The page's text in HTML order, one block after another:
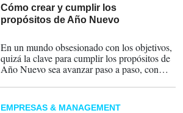
Cómo crear y cumplir los
propósitos de Año Nuevo
En un mundo obsesionado con los objetivos,
quizá la clave para cumplir los propósitos de
Año Nuevo sea avanzar paso a paso, con
experta.
EMPRESAS & MANAGEMENT